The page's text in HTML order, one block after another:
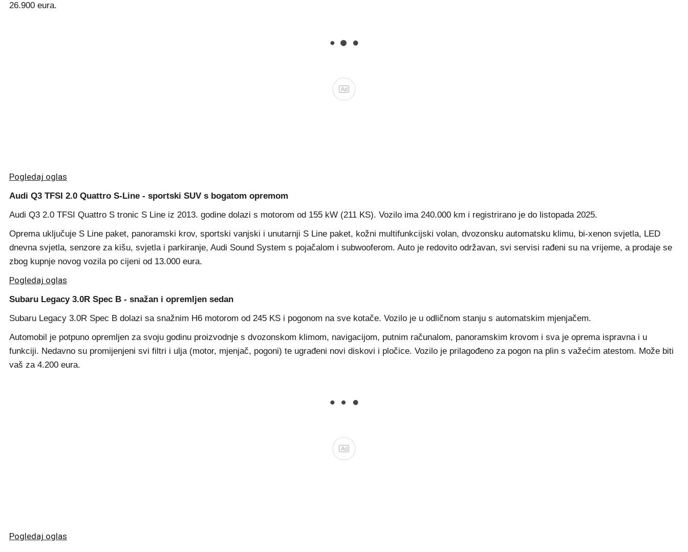
26.900 eura.
Ad
Pogledaj oglas
Audi Q3 TFSI 2.0 Quattro S-Line - sportski SUV s bogatom opremom
Audi Q3 2.0 TFSI Quattro S tronic S Line iz 2013. godine dolazi s motorom od 155 kW (211 KS). Vozilo ima 240.000 km i registrirano je do listopada 2025.
Oprema uključuje S Line paket, panoramski krov, sportski vanjski i unutarnji S Line paket, kožni multifunkcijski volan, dvozonsku automatsku klimu, bi-xenon svjetla, LED
dnevna svjetla, senzore za kišu, svjetla i parkiranje, Audi Sound System s pojačalom i subwooferom. Auto je redovito održavan, svi servisi rađeni su na vrijeme, a prodaje se
zbog kupnje novog vozila po cijeni od 13.000 eura.
Pogledaj oglas
Subaru Legacy 3.0R Spec B - snažan i opremljen sedan
Subaru Legacy 3.0R Spec B dolazi sa snažnim H6 motorom od 245 KS i pogonom na sve kotače. Vozilo je u odličnom stanju s automatskim mjenjačem.
Automobil je potpuno opremljen za svoju godinu proizvodnje s dvozonskom klimom, navigacijom, putnim računalom, panoramskim krovom i sva je oprema ispravna i u
funkciji. Nedavno su promijenjeni svi filtri i ulja (motor, mjenjač, pogoni) te ugrađeni novi diskovi i pločice. Vozilo je prilagođeno za pogon na plin s važećim atestom. Može biti
vaš za 4.200 eura.
Ad
Pogledaj oglas